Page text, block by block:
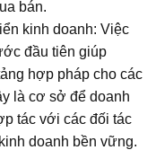
bán.
kinh doanh: Việc
đầu tiên giúp
hợp pháp cho các
là cơ sở để doanh
tác với các đối tác
doanh bền vững.